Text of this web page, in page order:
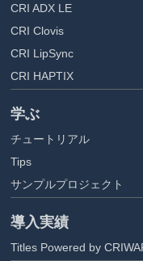
CRI ADX LE
CRI Clovis
CRI LipSync
CRI HAPTIX
学ぶ
チュートリアル
Tips
サンプルプロジェクト
導入実績
Titles Powered by